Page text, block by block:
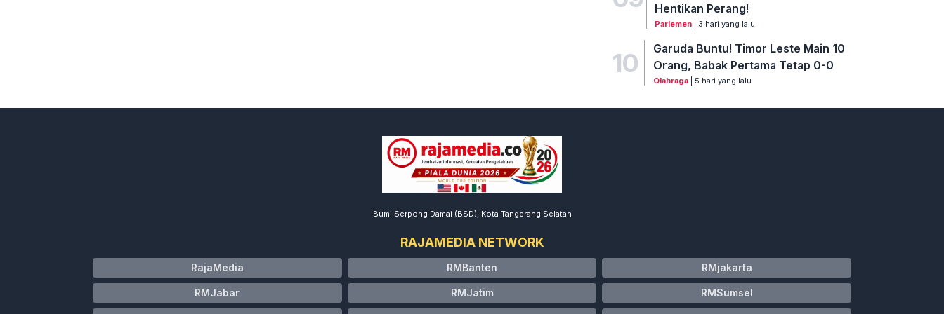
Hentikan Perang!
Parlemen | 3 hari yang lalu
10
Garuda Buntu! Timor Leste Main 10
Orang, Babak Pertama Tetap 0-0
Olahraga| 5 hari yang lalu
Bumi Serpong Damai (BSD), Kota Tangerang Selatan
RAJAMEDIA NETWORK
RajaMedia RMBanten RMjakarta
RMJabar RMJatim RMSumsel